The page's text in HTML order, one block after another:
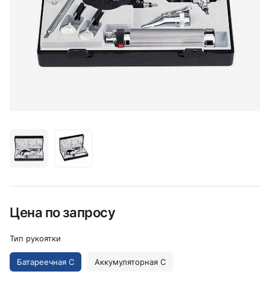
Цена по запросу
Тип рукоятки
Батареечная C Аккумуляторная C